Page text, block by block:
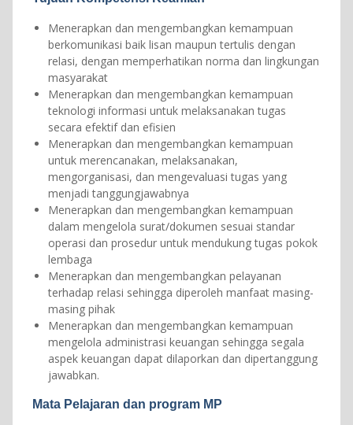
Menerapkan dan mengembangkan kemampuan
berkomunikasi baik lisan maupun tertulis dengan
relasi, dengan memperhatikan norma dan lingkungan
masyarakat
Menerapkan dan mengembangkan kemampuan
teknologi informasi untuk melaksanakan tugas
secara efektif dan efisien
Menerapkan dan mengembangkan kemampuan
untuk merencanakan, melaksanakan,
mengorganisasi, dan mengevaluasi tugas yang
menjadi tanggungjawabnya
Menerapkan dan mengembangkan kemampuan
dalam mengelola surat/dokumen sesuai standar
operasi dan prosedur untuk mendukung tugas pokok
lembaga
Menerapkan dan mengembangkan pelayanan
terhadap relasi sehingga diperoleh manfaat masing-
masing pihak
Menerapkan dan mengembangkan kemampuan
mengelola administrasi keuangan sehingga segala
aspek keuangan dapat dilaporkan dan dipertanggung
jawabkan.
Mata Pelajaran dan program MP